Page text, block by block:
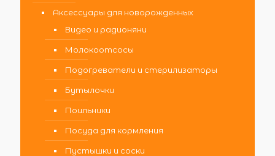
Аксессуары для новорожденных
Видео и радионяни
Молокоотсосы
Подогреватели и стерилизаторы
Бутылочки
Поильники
Посуда для кормления
Пустышки и соски